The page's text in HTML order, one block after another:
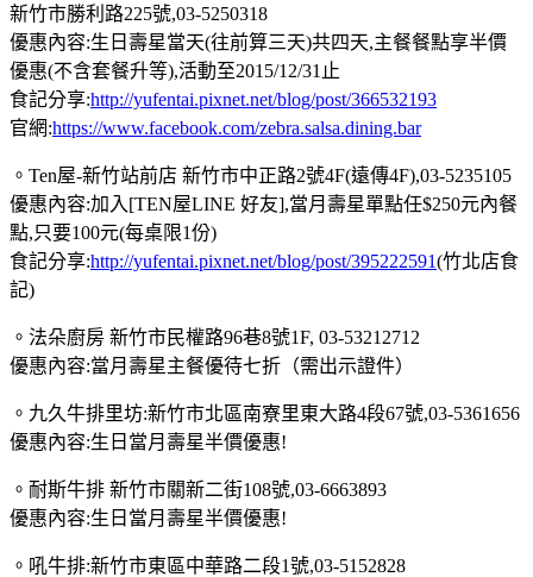
新竹市勝利路225號,03-5250318
優惠內容:生日壽星當天(往前算三天)共四天,主餐餐點享半價
優惠(不含套餐升等),活動至2015/12/31止
食記分享:http://yufentai.pixnet.net/blog/post/366532193
官網:https://www.facebook.com/zebra.salsa.dining.bar
。Ten屋-新竹站前店 新竹市中正路2號4F(遠傳4F),03-5235105
優惠內容:加入[TEN屋LINE 好友],當月壽星單點任$250元內餐
點,只要100元(每桌限1份)
食記分享:http://yufentai.pixnet.net/blog/post/395222591(竹北店食
記)
。法朵廚房 新竹市民權路96巷8號1F, 03-53212712
優惠內容:當月壽星主餐優待七折（需出示證件）
。九久牛排里坊:新竹市北區南寮里東大路4段67號,03-5361656
優惠內容:生日當月壽星半價優惠!
。耐斯牛排 新竹市關新二街108號,03-6663893
優惠內容:生日當月壽星半價優惠!
。吼牛排:新竹市東區中華路二段1號,03-5152828